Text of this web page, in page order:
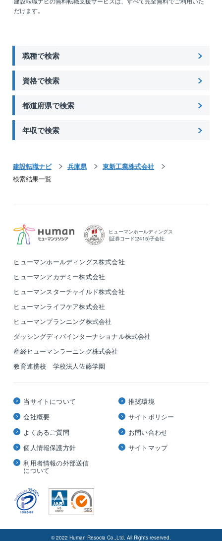
だけます。
職種で検索
資格で検索
都道府県で検索
年収で検索
建設転職ナビ 兵庫県
東新工業株式会社
検索結果一覧
ヒューマンホールディングス
(証券コード:2415)子会社
ヒューマンホールディングス株式会社
ヒューマンアカデミー株式会社
ヒューマンスターチャイルド株式会社
ヒューマンライフケア株式会社
ヒューマンプランニング株式会社
ダッシングディバインターナショナル株式会社
産経ヒューマンラーニング株式会社
教育連携校 学校法人佐藤学園
当サイトについて
会社概要
よくあるご質問
個人情報保護方針
利用者情報の外部送信
について
推奨環境
サイトポリシー
お問い合わせ
サイトマップ
© 2022 Human Resocia Co.,Ltd. All Rights reserved.